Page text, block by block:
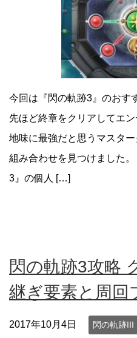
今回は『閃の軌跡3』のおす
先ほど終章をクリアしてエ
地味に最強だと思うマスタ
組み合わせを見つけました
3』の個人 […]
閃の軌跡3攻略
継ぎ要素と周回
2017年10月4日 閃の軌跡III